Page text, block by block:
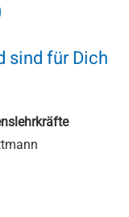
sind für Dich